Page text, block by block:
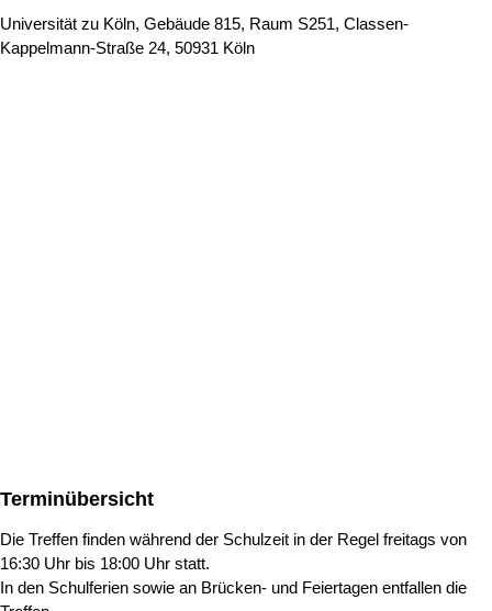
Universität zu Köln, Gebäude 815, Raum S251, Classen-
Kappelmann-Straße 24, 50931 Köln
Terminübersicht
Die Treffen finden während der Schulzeit in der Regel freitags von
16:30 Uhr bis 18:00 Uhr statt.
In den Schulferien sowie an Brücken- und Feiertagen entfallen die